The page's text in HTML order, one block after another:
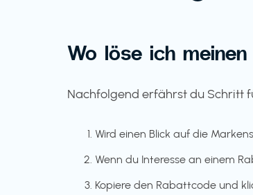
Wo löse ich
Nachfolgend erfährst du Schritt
Wird einen Blick auf die
Wenn du Interesse an einem
Kopiere den Rabattcode und